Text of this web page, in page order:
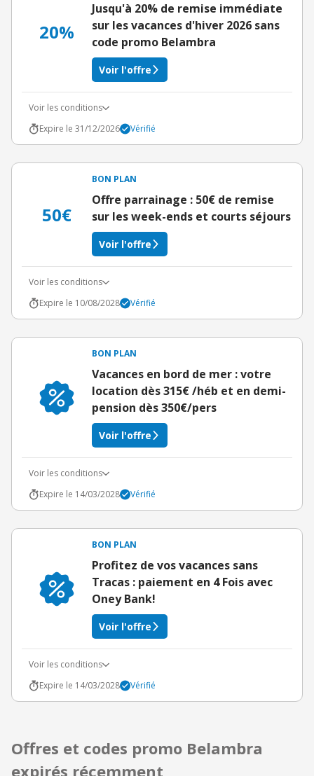
20%
Jusqu'à 20% de remise immédiate
sur les vacances d'hiver 2026 sans
code promo Belambra
Voir l'offre
Voir les conditions
Expire le 31/12/2026
Vérifié
50€
BON PLAN
Offre parrainage : 50€ de remise
sur les week-ends et courts séjours
Voir l'offre
Voir les conditions
Expire le 10/08/2028
Vérifié
BON PLAN
Vacances en bord de mer : votre
location dès 315€ /héb et en demi-
pension dès 350€/pers
Voir l'offre
Voir les conditions
Expire le 14/03/2028
Vérifié
BON PLAN
Profitez de vos vacances sans
Tracas : paiement en 4 Fois avec
Oney Bank!
Voir l'offre
Voir les conditions
Expire le 14/03/2028
Vérifié
Offres et codes promo Belambra
expirés récemment